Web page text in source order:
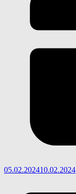
05.02.202410.02.2024